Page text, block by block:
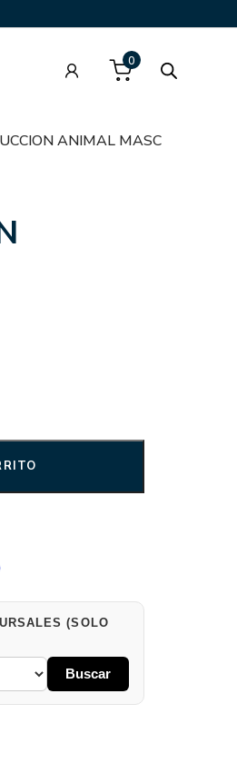
0
ANIMAL MASC
(SOLO
Buscar